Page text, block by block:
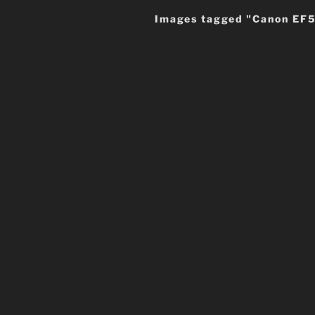
Images tagged "Canon